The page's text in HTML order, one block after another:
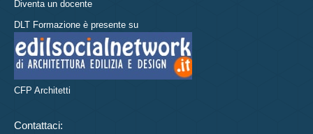
Diventa un docente
DLT Formazione è presente su
CFP Architetti
Contattaci: